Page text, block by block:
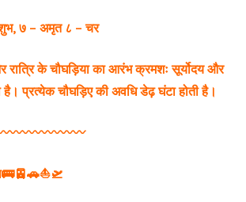
७ – अमृत ८ – चर
रात्रि के चौघड़िया का आरंभ क्रमशः सूर्योदय और
है। प्रत्येक चौघड़िए की अवधि डेढ़ घंटा होती है।
〰️〰️〰️〰️〰️〰️
🚌🚈🚗⛵🛫